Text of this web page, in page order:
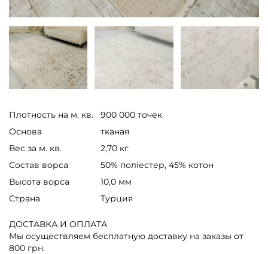
Плотность на м. кв.
900 000 точек
Основа
тканая
Вес за м. кв.
2,70 кг
Состав ворса
50% поліестер, 45% котон
Высота ворса
10,0 мм
Страна
Турция
ДОСТАВКА И ОПЛАТА
Мы осуществляем бесплатную доставку на заказы от
800 грн.